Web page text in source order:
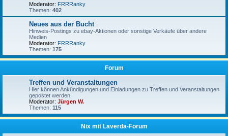
Moderator: FRRRanky
Themen: 402
Neues aus der Bucht
Hinweis-Postings zu ebay-Aktionen oder sonstige Verkäufe über andere
Medien
Moderator: FRRRanky
Themen: 175
Forum
Treffen und Veranstaltungen
Hier können Ankündigungen und Einladungen zu Treffen und Veranstaltungen
gepostet werden.
Moderator: Jürgen W.
Themen: 115
Nix mit Laverda-Forum